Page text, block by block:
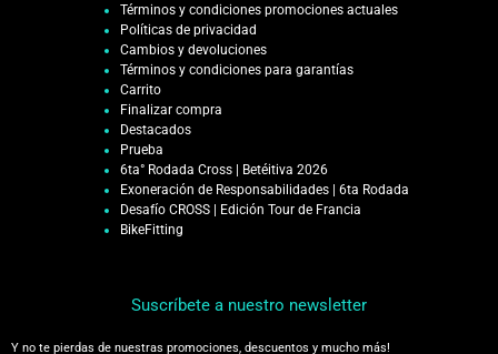
Términos y condiciones promociones actuales
Políticas de privacidad
Cambios y devoluciones
Términos y condiciones para garantías
Carrito
Finalizar compra
Destacados
Prueba
6ta° Rodada Cross | Betéitiva 2026
Exoneración de Responsabilidades | 6ta Rodada
Desafío CROSS | Edición Tour de Francia
BikeFitting
Suscríbete a nuestro newsletter
Y no te pierdas de nuestras promociones, descuentos y mucho más!